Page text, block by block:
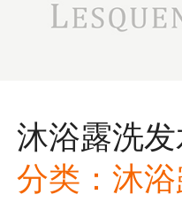
沐浴露洗
分类： 沐浴